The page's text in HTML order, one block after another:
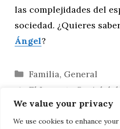
We value your privacy
We use cookies to enhance
las complejidades del
sociedad. ¿Quieres
Ángel?
Categorías
Familia, General
El Impacto Social del
Través de la Historia
La Resonancia del